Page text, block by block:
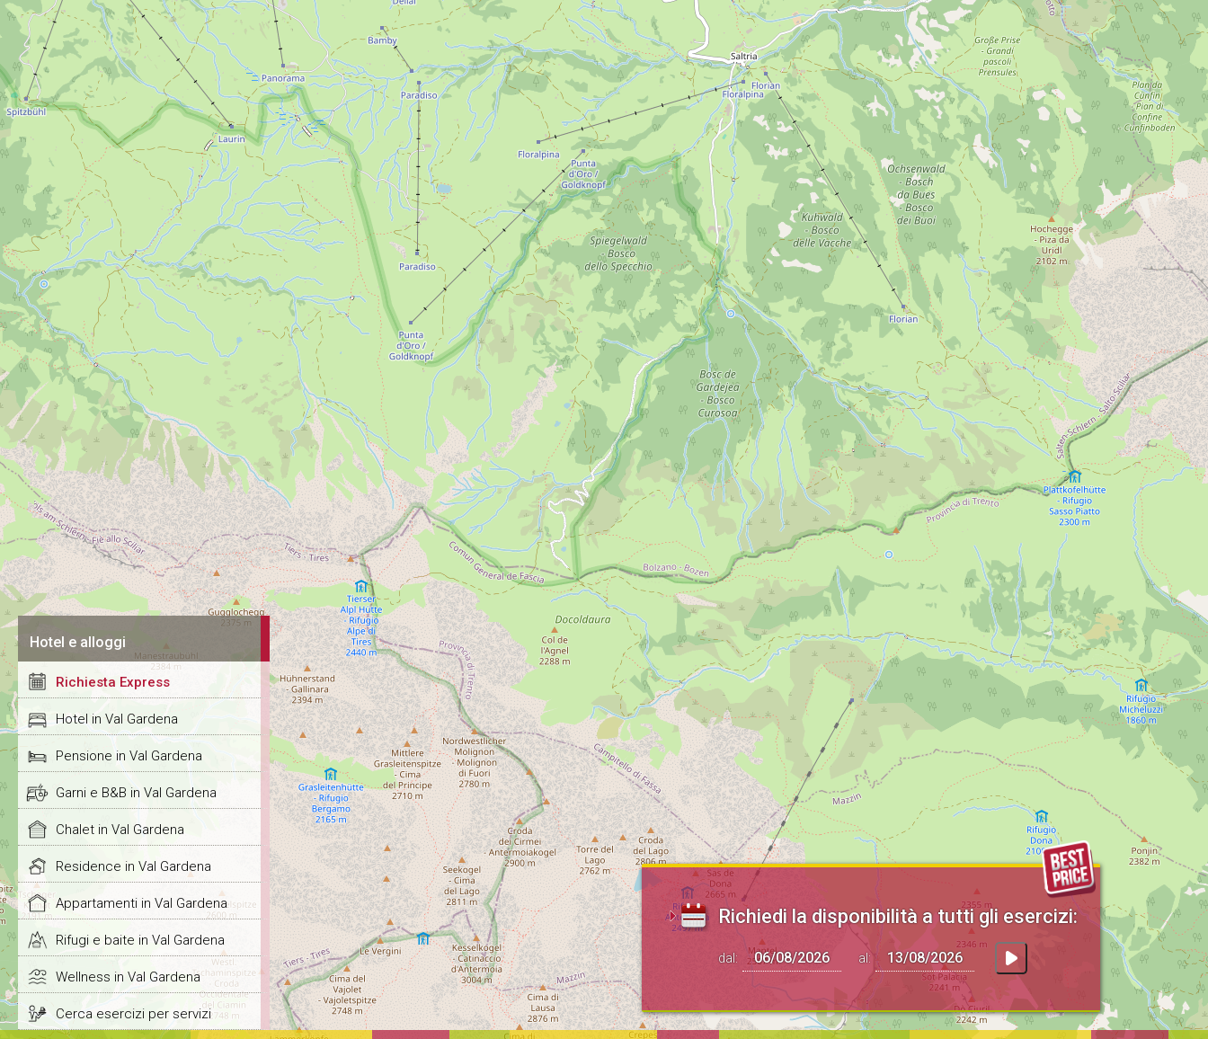
Hotel e alloggi
Richiesta Express
Hotel in Val Gardena
Pensione in Val Gardena
Garni e B&B in Val Gardena
Chalet in Val Gardena
Residence in Val Gardena
Appartamenti in Val Gardena
Rifugi e baite in Val Gardena
Wellness in Val Gardena
Cerca esercizi per servizi
Richiedi la disponibilità a tutti gli esercizi:
dal: al: